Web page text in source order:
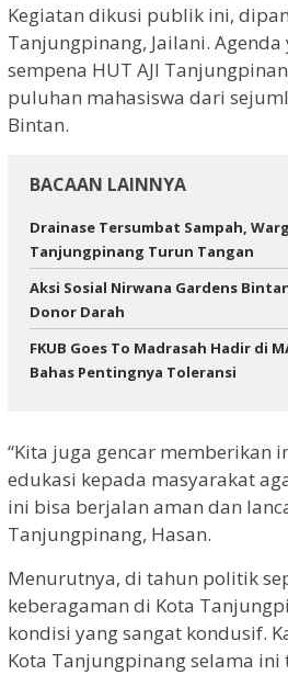
Kegiatan dikusi publik ini,
Tanjungpinang, Jailani.
sempena HUT AJI
puluhan mahasiswa dari
Bintan.
BACAAN LAINNYA
Drainase Tersumbat Sampah,
Tanjungpinang Turun Tangan
Aksi Sosial Nirwana Gardens
Donor Darah
FKUB Goes To Madrasah Hadir di
Bahas Pentingnya Toleransi
“Kita juga gencar memberikan
edukasi kepada masyarakat
ini bisa berjalan aman dan
Tanjungpinang, Hasan.
Menurutnya, di tahun politik
keberagaman di Kota
kondisi yang sangat kondusif.
Kota Tanjungpinang selama ini